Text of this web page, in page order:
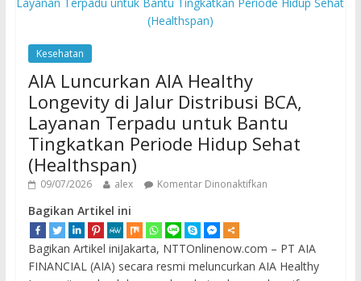
Kesehatan
AIA Luncurkan AIA Healthy
Longevity di Jalur Distribusi BCA,
Layanan Terpadu untuk Bantu
Tingkatkan Periode Hidup Sehat
(Healthspan)
09/07/2026 alex Komentar Dinonaktifkan
Bagikan Artikel ini
Bagikan Artikel iniJakarta, NTTOnlinenow.com – PT AIA
FINANCIAL (AIA) secara resmi meluncurkan AIA Healthy